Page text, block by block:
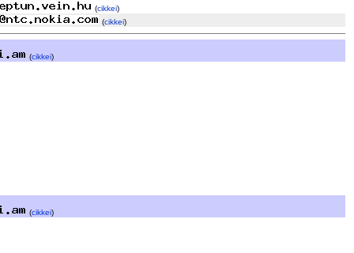
(cikkei)
(cikkei)
(cikkei)
(cikkei)